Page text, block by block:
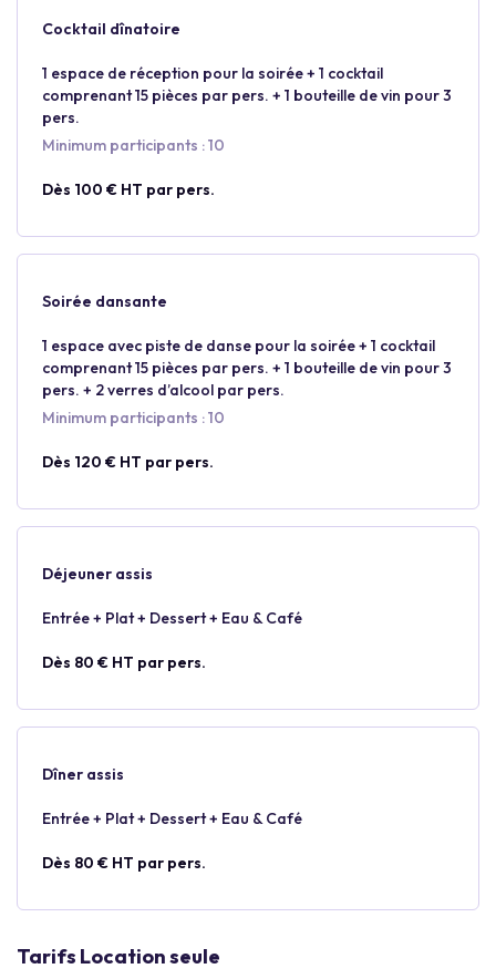
Cocktail dînatoire
1 espace de réception pour la soirée + 1 cocktail
comprenant 15 pièces par pers. + 1 bouteille de vin pour 3
pers.
Minimum participants : 10
Dès 100 € HT par pers.
Soirée dansante
1 espace avec piste de danse pour la soirée + 1 cocktail
comprenant 15 pièces par pers. + 1 bouteille de vin pour 3
pers. + 2 verres d’alcool par pers.
Minimum participants : 10
Dès 120 € HT par pers.
Déjeuner assis
Entrée + Plat + Dessert + Eau & Café
Dès 80 € HT par pers.
Dîner assis
Entrée + Plat + Dessert + Eau & Café
Dès 80 € HT par pers.
Tarifs Location seule